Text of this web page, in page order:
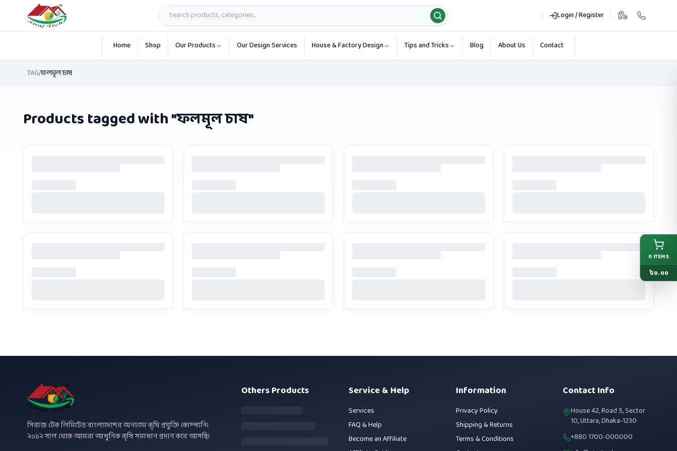
Login / Register
Skip to main content
Home Shop Our Products Our Design Services House & Factory Design Tips and Tricks Blog About Us Contact
TAG/ফলমূল চাষ
Products tagged with "ফলমূল চাষ"
সিরাজ টেক লিমিটেড বাংলাদেশের অন্যতম কৃষি প্রযুক্তি কোম্পানি।
২০১২ সাল থেকে আমরা আধুনিক কৃষি সমাধান প্রদান করে আসছি।
Others Products Service & Help
Services
FAQ & Help
Become an Affiliate
Information
Privacy Policy
Shipping & Returns
Terms & Conditions
Contact Info
House 42, Road 5, Sector
10, Uttara, Dhaka-1230
+880 1700-000000
0 ITEMS
৳0.00